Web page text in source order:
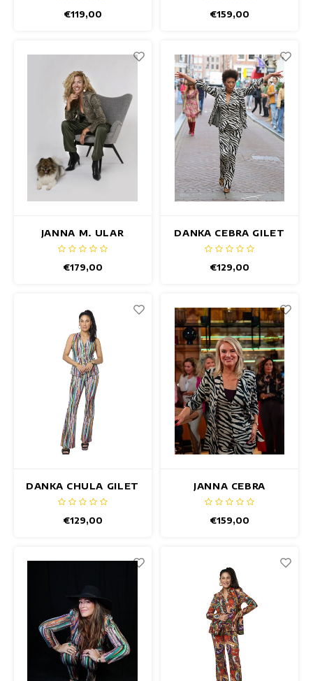
€119,00
€159,00
JANNA M. ULAR
BLAZER
€179,00
DANKA CEBRA GILET
€129,00
DANKA CHULA GILET
€129,00
JANNA CEBRA
BLAZER
€159,00